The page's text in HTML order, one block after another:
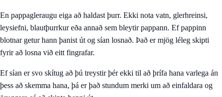
En pappagleraugu eiga að haldast þurr. Ekki nota vatn, glerhreinsi,
leysiefni, blautþurrkur eða annað sem bleytir pappann. Ef pappinn
blotnar getur hann þanist út og sían losnað. Það er mjög léleg skipti
fyrir að losna við eitt fingrafar.
Ef sían er svo skítug að þú treystir þér ekki til að þrífa hana varlega án
þess að skemma hana, þá er það stundum merki um að einfaldara og